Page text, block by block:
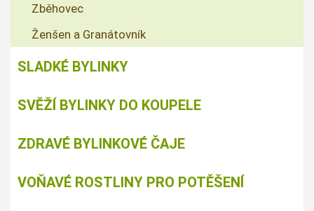
Zběhovec
Ženšen a Granátovník
SLADKÉ BYLINKY
SVĚŽÍ BYLINKY DO KOUPELE
ZDRAVÉ BYLINKOVÉ ČAJE
VOŇAVÉ ROSTLINY PRO POTĚŠENÍ